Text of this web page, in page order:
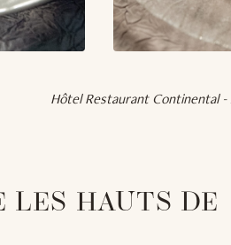
Hôtel Restaurant Continental -
LES HAUTS DE